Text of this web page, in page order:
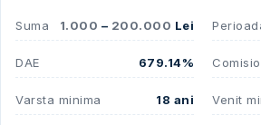
Suma 1.000 – 200.000 Lei
DAE 679.14%
Varsta minima 18 ani Venit